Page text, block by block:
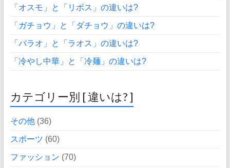
「オスモ」と「リボス」の違いは?
「ガチョウ」と「ダチョウ」の違いは?
「パラオ」と「ラオス」の違いは?
「冷やし中華」と「冷麺」の違いは?
カテゴリー別 [ 違いは? ]
その他(36)
スポーツ (60)
ファッション (70)